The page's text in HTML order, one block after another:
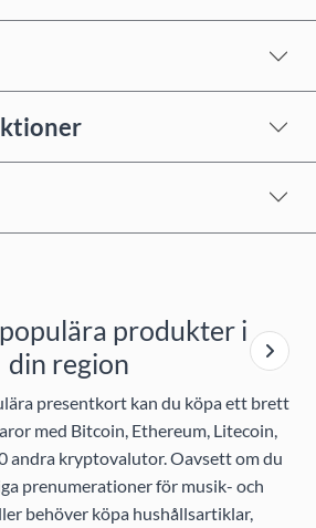
produkter i
din region
presentkort kan du köpa ett brett
med Bitcoin, Ethereum, Litecoin,
andra kryptovalutor. Oavsett om du
prenumerationer för musik- och
behöver köpa hushållsartiklar,